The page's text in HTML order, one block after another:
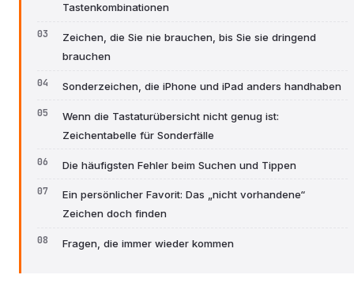
Tastenkombinationen
Zeichen, die Sie nie brauchen, bis Sie sie dringend
brauchen
Sonderzeichen, die iPhone und iPad anders handhaben
Wenn die Tastaturübersicht nicht genug ist:
Zeichentabelle für Sonderfälle
Die häufigsten Fehler beim Suchen und Tippen
Ein persönlicher Favorit: Das „nicht vorhandene“
Zeichen doch finden
Fragen, die immer wieder kommen